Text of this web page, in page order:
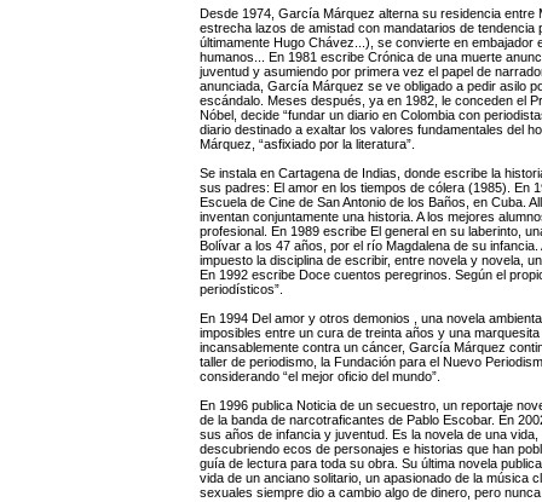
Desde 1974, García Márquez alterna su residencia
estrecha lazos de amistad con mandatarios de
últimamente Hugo Chávez...), se convierte en
humanos... En 1981 escribe Crónica de una muerte
juventud y asumiendo por primera vez el papel de
anunciada, García Márquez se ve obligado a pedir asilo
escándalo. Meses después, ya en 1982, le conceden el
Nóbel, decide “fundar un diario en Colombia con
diario destinado a exaltar los valores fundamentales del
Márquez, “asfixiado por la literatura”.
Se instala en Cartagena de Indias, donde escribe la
sus padres: El amor en los tiempos de cólera (1985). En
Escuela de Cine de San Antonio de los Baños, en Cuba.
inventan conjuntamente una historia. A los mejores
profesional. En 1989 escribe El general en su laberinto,
Bolívar a los 47 años, por el río Magdalena de su
impuesto la disciplina de escribir, entre novela y novela,
En 1992 escribe Doce cuentos peregrinos. Según el
periodísticos”.
En 1994 Del amor y otros demonios , una novela
imposibles entre un cura de treinta años y una
incansablemente contra un cáncer, García Márquez
taller de periodismo, la Fundación para el Nuevo
considerando “el mejor oficio del mundo”.
En 1996 publica Noticia de un secuestro, un reportaje
de la banda de narcotraficantes de Pablo Escobar. En
sus años de infancia y juventud. Es la novela de una
descubriendo ecos de personajes e historias que han
guía de lectura para toda su obra. Su última novela
vida de un anciano solitario, un apasionado de la música
sexuales siempre dio a cambio algo de dinero, pero